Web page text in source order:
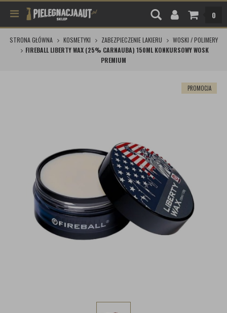
0
STRONA GŁÓWNA KOSMETYKI ZABEZPIECZENIE LAKIERU
WOSKI / POLIMERY
FIREBALL LIBERTY WAX (25% CARNAUBA) 150ML KONKURSOWY WOSK
PREMIUM
PROMOCJA